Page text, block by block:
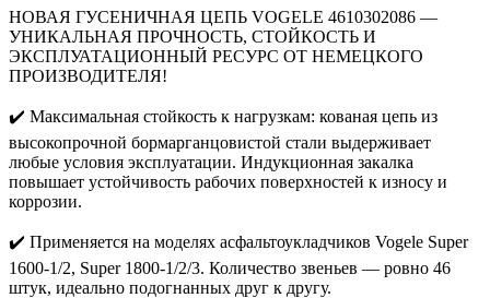
НОВАЯ ГУСЕНИЧНАЯ ЦЕПЬ VOGELE 4610302086 —
УНИКАЛЬНАЯ ПРОЧНОСТЬ, СТОЙКОСТЬ И
ЭКСПЛУАТАЦИОННЫЙ РЕСУРС ОТ НЕМЕЦКОГО
ПРОИЗВОДИТЕЛЯ!
✔️ Максимальная стойкость к нагрузкам: кованая цепь из
высокопрочной бормарганцовистой стали выдерживает
любые условия эксплуатации. Индукционная закалка
повышает устойчивость рабочих поверхностей к износу и
коррозии.
✔️ Применяется на моделях асфальтоукладчиков Vogele Super
1600-1/2, Super 1800-1/2/3. Количество звеньев — ровно 46
штук, идеально подогнанных друг к другу.